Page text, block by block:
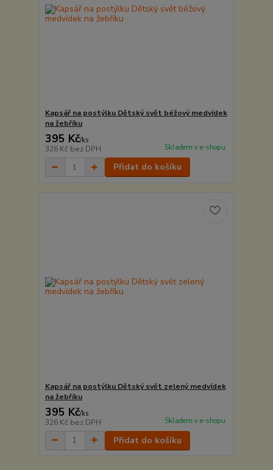
Kapsář na postýlku Dětský svět béžový medvídek
na žebříku
395 Kč/ks
326 Kč bez DPH Skladem v e-shopu
Přidat do košíku
Kapsář na postýlku Dětský svět zelený medvídek
na žebříku
395 Kč/ks
326 Kč bez DPH Skladem v e-shopu
Přidat do košíku